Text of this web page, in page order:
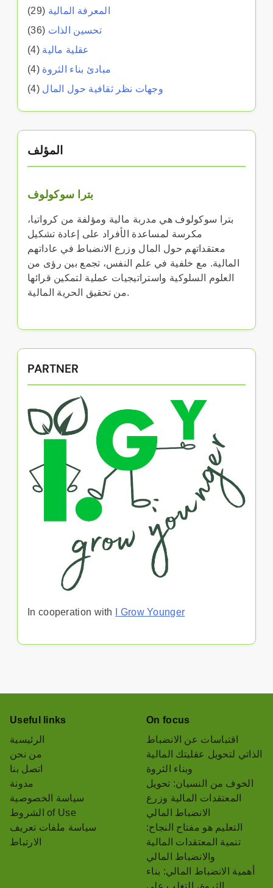
المعرفة المالية (29)
تحسين الذات (36)
عقلية مالية (4)
مبادئ بناء الثروة (4)
وجهات نظر ثقافية حول المال (4)
المؤلف
بترا سوكولوف
بترا سوكولوف هي مدربة مالية ومؤلفة من كرواتيا،
مكرسة لمساعدة الأفراد على إعادة تشكيل
معتقداتهم حول المال وزرع الانضباط في عاداتهم
المالية. مع خلفية في علم النفس، تجمع بين رؤى من
العلوم السلوكية واستراتيجيات عملية لتمكين قرائها
من تحقيق الحرية المالية.
PARTNER
In cooperation with I Grow Younger
Useful links
الرئيسية
من نحن
اتصل بنا
مدونة
سياسة الخصوصية
الشروط of Use
سياسة ملفات تعريف
الارتباط
On focus
اقتباسات عن الانضباط
الذاتي لتحويل عقليتك المالية
وبناء الثروة
الخوف من النسيان: تحويل
المعتقدات المالية وزرع
الانضباط المالي
التعليم هو مفتاح النجاح:
تنمية المعتقدات المالية
والانضباط المالي
أهمية الانضباط المالي: بناء
الثروة، التغلب على